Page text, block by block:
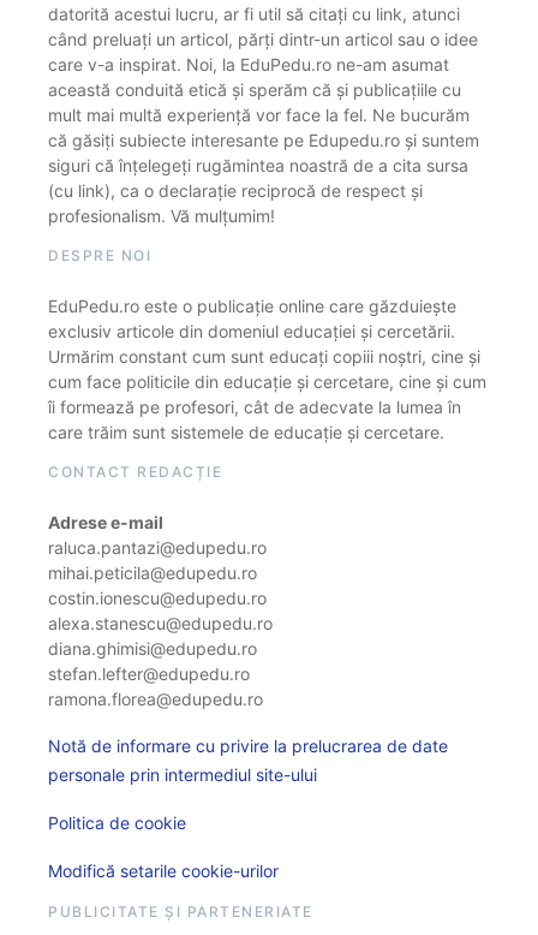
datorită acestui lucru, ar fi util să citați cu link, atunci
când preluați un articol, părți dintr-un articol sau o idee
care v-a inspirat. Noi, la EduPedu.ro ne-am asumat
această conduită etică și sperăm că și publicațiile cu
mult mai multă experiență vor face la fel. Ne bucurăm
că găsiți subiecte interesante pe Edupedu.ro și suntem
siguri că înțelegeți rugămintea noastră de a cita sursa
(cu link), ca o declarație reciprocă de respect și
profesionalism. Vă mulțumim!
DESPRE NOI
EduPedu.ro este o publicație online care găzduiește
exclusiv articole din domeniul educației și cercetării.
Urmărim constant cum sunt educați copiii noștri, cine și
cum face politicile din educație și cercetare, cine și cum
îi formează pe profesori, cât de adecvate la lumea în
care trăim sunt sistemele de educație și cercetare.
CONTACT REDACȚIE
Adrese e-mail
raluca.pantazi@edupedu.ro
mihai.peticila@edupedu.ro
costin.ionescu@edupedu.ro
alexa.stanescu@edupedu.ro
diana.ghimisi@edupedu.ro
stefan.lefter@edupedu.ro
ramona.florea@edupedu.ro
Notă de informare cu privire la prelucrarea de date
personale prin intermediul site-ului
Politica de cookie
Modifică setarile cookie-urilor
PUBLICITATE ȘI PARTENERIATE